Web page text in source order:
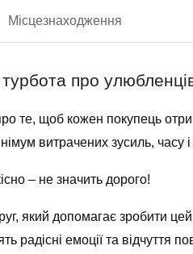
Місцезнаходження
про
те, щоб кожен покупець
витрачених зусиль, часу і
– не значить дорого!
який допомагає зробити
радісні емоції та відчуття